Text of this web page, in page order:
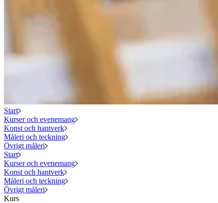
Start
Kurser och evenemang
Konst och hantverk
Måleri och teckning
Övrigt måleri
Start
Kurser och evenemang
Konst och hantverk
Måleri och teckning
Övrigt måleri
Kurs